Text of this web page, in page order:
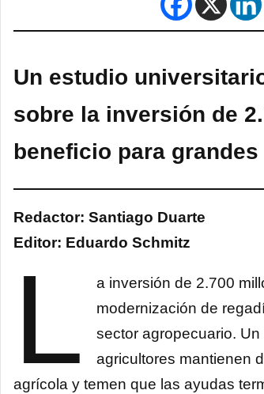
Un estudio
sobre la inversión de
beneficio para
Redactor: Santiago Duarte
Editor: Eduardo Schmitz
L
a inversión de 2.700
modernización de
sector agropecuario.
agricultores mantienen
agrícola y temen que las ayudas